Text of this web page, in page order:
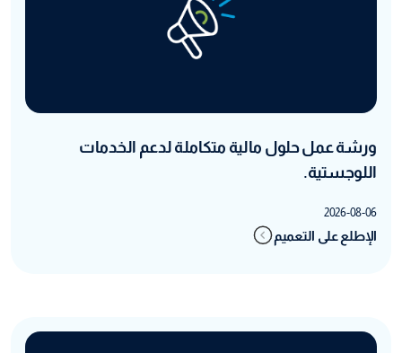
ورشة عمل حلول مالية متكاملة لدعم الخدمات
اللوجستية.
2026-08-06
الإطلع على التعميم